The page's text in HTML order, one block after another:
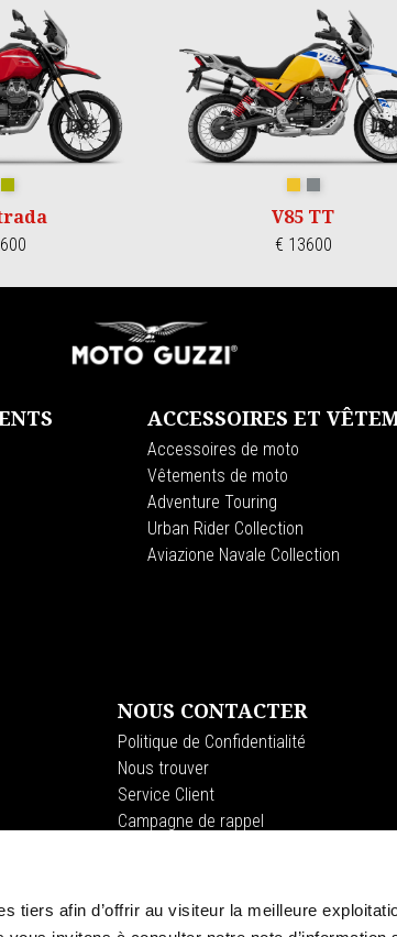
tiers afin d’offrir au visiteur la meilleure
V85 TT
€ 13600
ACCESSOIRES ET
Accessoires de moto
Vêtements de moto
Adventure Touring
Urban Rider Collection
Aviazione Navale Collection
NOUS CONTACTER
Politique de Confidentialité
Nous trouver
Service Client
Campagne de rappel